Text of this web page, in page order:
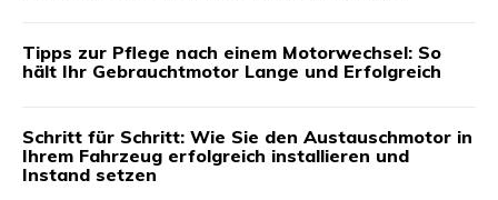
Tipps zur Pflege nach einem Motorwechsel: So
hält Ihr Gebrauchtmotor Lange und Erfolgreich
Schritt für Schritt: Wie Sie den Austauschmotor in
Ihrem Fahrzeug erfolgreich installieren und
Instand setzen